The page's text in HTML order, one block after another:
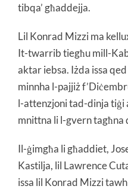
tibqa’ għaddejja.
Lil Konrad Mizzi ma
It-twarrib tiegħu mill-
aktar iebsa. Iżda issa
minnha l-pajjiż
l-attenzjoni tad-dinja
mnittna li l-gvern tagħna
Il-ġimgħa li għaddiet,
Kastilja, lil Lawrence
issa lil Konrad Mizzi